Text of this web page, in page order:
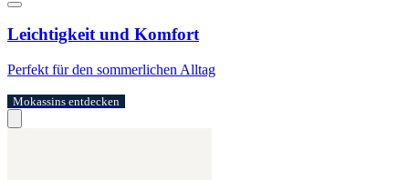
Leichtigkeit und Komfort
Perfekt für den sommerlichen Alltag
Mokassins entdecken